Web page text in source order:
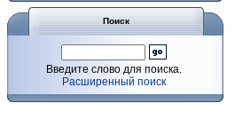
Поиск
Введите слово для поиска.
Расширенный поиск